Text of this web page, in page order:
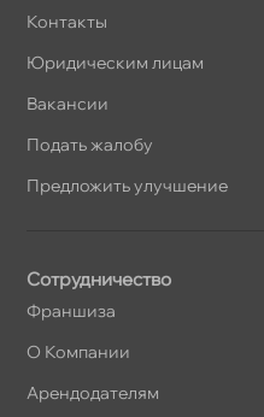
Контакты
Юридическим лицам
акансии
Подать жалобу
Предложить улучшение
Сотрудничество
Франшиза
О Компании
Арендодателям